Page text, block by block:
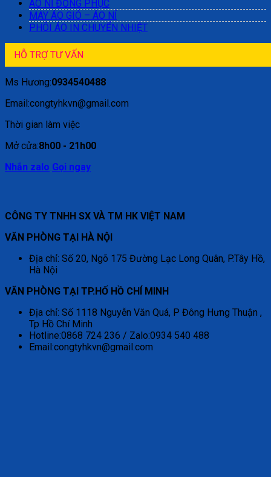
ÁO NỈ ĐỒNG PHỤC
MAY ÁO GIÓ – ÁO NỈ
PHÔI ÁO IN CHUYỂN NHIỆT
HỖ TRỢ TƯ VẤN
Ms Hương:0934540488
Email:congtyhkvn@gmail.com
Thời gian làm việc
Mở cửa:8h00 - 21h00
Nhắn zalo Gọi ngay
CÔNG TY TNHH SX VÀ TM HK VIỆT NAM
VĂN PHÒNG TẠI HÀ NỘI
Địa chỉ: Số 20, Ngõ 175 Đường Lạc Long Quân, P.Tây Hồ,
Hà Nội
VĂN PHÒNG TẠI TP.HỐ HỒ CHÍ MINH
Địa chỉ: Số 1118 Nguyễn Văn Quá, P Đông Hưng Thuận ,
Tp Hồ Chí Minh
Hotline:0868 724 236 / Zalo:0934 540 488
Email:congtyhkvn@gmail.com